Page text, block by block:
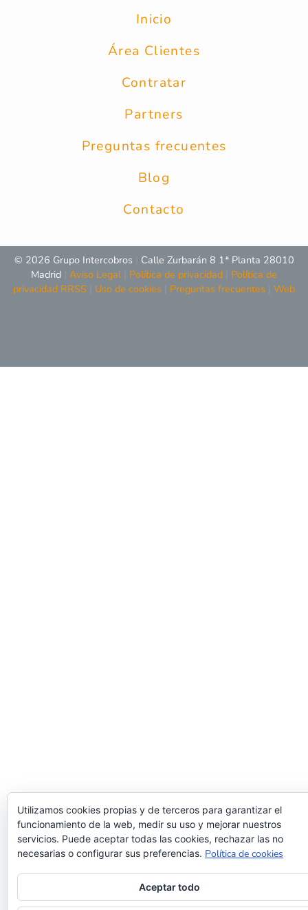
Inicio
Área Clientes
Contratar
Partners
Preguntas frecuentes
Blog
Contacto
© 2026 Grupo Intercobros
Calle Zurbarán 8 1* Planta 28010
Madrid Aviso Legal Política de privacidad
Política de
privacidad RRSS
Uso de cookies Preguntas frecuentes Web
Utilizamos cookies propias y de terceros para garantizar el
funcionamiento de la web, medir su uso y mejorar nuestros
servicios. Puede aceptar todas las cookies, rechazar las no
necesarias o configurar sus preferencias. Política de cookies
Aceptar todo